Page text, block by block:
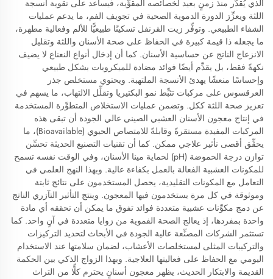
الذي يُقدَّر منذ زمنٍ بعيد لخصائصه المقوِّية، فيساعد على تقوية أنسجة
اللثة ويعزِّز الدورة الدموية الصحية في تجويف الفم، ما يدعم عمليات
الشفاء الطبيعي. وتوفِّر زيت القرنفل تسكينًا طبيعيًّا للألم وفعالية مطهرة،
ما يجعله ذا قيمة كبيرة في الحفاظ على صحة الأسنان واللثة وتقليل
الانزعاج الناتج عن حساسية الأسنان. كما أن إدخال أنواع النعناع لا يضيف
نكهةً فقط، بل يقدِّم أيضًا فوائد مضادة للميكروبات بشكل طبيعي
وإحساسًا منعشًا يهدئ الأنسجة الملتهبة. ويحتوي مستخلص جذر
العرقسوس على مركبات تثبِّط نمو البكتيريا وتقلِّل الالتهاب، ما يسهم في
تعزيز صحة اللثة ككل. وتضمن عمليات الاستخلاص المتطوِّرة المستخدمة
في إنتاج معجون الأسنان العشبي الصيني عالي الجودة أن تبقى هذه
المركبات المفيدة مستقرةً وقابلةً للامتصاص الحيوي (Bioavailable)، ما
يحقِّق أقصى تأثير علاجي ممكن. كما أن تقنيات التصنيع الحديثة تحسِّن
توازن درجة الحموضة (pH) لحماية مينا الأسنان، وفي الوقت نفسه تسمح
للمكونات العشبية الفعالة بالعمل بكفاءة عالية. وبهذا النهج العلمي في
التعامل مع المكونات التقليدية، يحصل المستخدمون على نتائج ثابتة
وموثوقة في كل مرة يستخدمون فيها المعجون. وينتج التأثير التآزري الناتج
عن دمج مكوِّنات عشبية متعددة فوائد تفوق ما يمكن أن تحققه أي مادة
واحدة بمفردها، إذ يعالج الصحة الفموية من زوايا متعددة في آنٍ واحد. كما
تستثمر الشركات المصنِّعة عالية الجودة في الأبحاث لتحديد التركيزات
والتركيبات المثلى لمستخلصات الأعشاب، لضمان سلامتها عند الاستخدام
اليومي مع الحفاظ على فعاليتها العلاجية. وبهذا الزواج الذكي بين الحكمة
القديمة والابتكار الحديث، يظهر معجون أسنانٍ يحترم كلًّا من التراث